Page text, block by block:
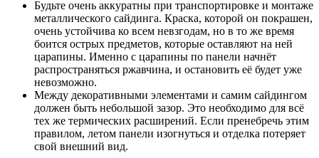
Будьте очень аккуратны при транспортировке и монтаже
металлического сайдинга. Краска, которой он покрашен,
очень устойчива ко всем невзгодам, но в то же время
боится острых предметов, которые оставляют на ней
царапины. Именно с царапины по панели начнёт
распространяться ржавчина, и остановить её будет уже
невозможно.
Между декоративными элементами и самим сайдингом
должен быть небольшой зазор. Это необходимо для всё
тех же термических расширений. Если пренебречь этим
правилом, летом панели изогнуться и отделка потеряет
свой внешний вид.